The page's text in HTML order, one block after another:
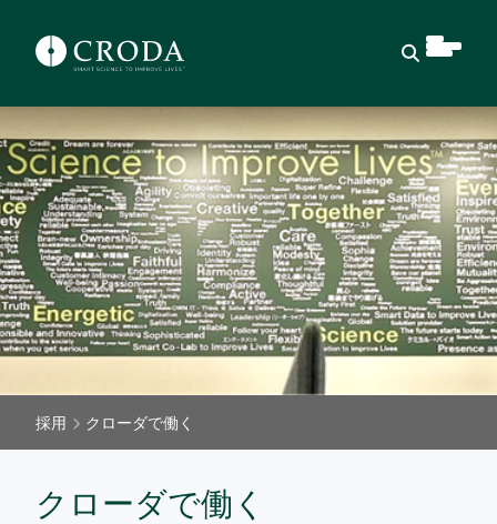
採用 クローダで働く
クローダで働く